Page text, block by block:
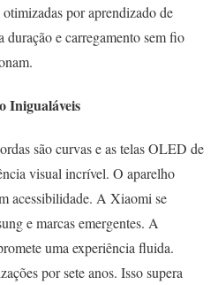
por aprendizado de
e carregamento sem fio
Inigualáveis
são curvas e as telas OLED de
visual incrível. O aparelho
acessibilidade. A Xiaomi se
e marcas emergentes. A
uma experiência fluida.
por sete anos. Isso supera